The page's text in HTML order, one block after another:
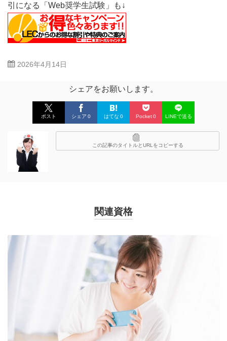
引になる「Web奨学生試験」も↓
2026年4月14日
シェアをお願いします。
ポスト シェア 0 はてな 0 Pocket0 LINEで送る
この記事のタイトルとURLをコピーする
関連資格